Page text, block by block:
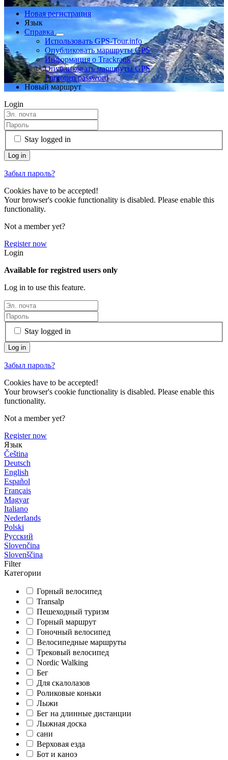
Новая регистрация
Язык
Справка
Использовать GPS-Tour.info
Опубликовать маршруты GPS
Информация о Trackrank
Опубликовать маршруты GPS
Forgotten password
Новый маршрут
Login
Stay logged in
Забыл пароль?
Cookies have to be accepted!
Your browser's cookie functionality is disabled. Please enable this
functionality.
Not a member yet?
Register now
Login
Available for registred users only
Log in to use this feature.
Stay logged in
Забыл пароль?
Cookies have to be accepted!
Your browser's cookie functionality is disabled. Please enable this
functionality.
Not a member yet?
Register now
Язык
Čeština
Deutsch
English
Español
Français
Magyar
Italiano
Nederlands
Polski
Русский
Slovenčina
Slovenščina
Filter
Категории
Горный велосипед
Transalp
Пешеходный туризм
Горный маршрут
Гоночный велосипед
Велосипедные маршруты
Трековый велосипед
Nordic Walking
Бег
Для скалолазов
Роликовые коньки
Лыжи
Бег на длинные дистанции
Лыжная доска
сани
Верховая езда
Бот и каноэ